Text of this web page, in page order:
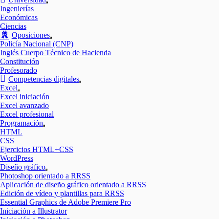
Mostrar
Ingenierías
Económicas
Ciencias
Oposiciones
Mostrar
el
submenú
Policía Nacional (CNP)
Inglés Cuerpo Técnico de Hacienda
Constitución
Profesorado
Competencias digitales
Mostrar
Excel
Mostrar
el
submenú
Excel iniciación
Excel avanzado
Excel profesional
Programación
Mostrar
HTML
CSS
Ejercicios HTML+CSS
WordPress
Diseño gráfico
Mostrar
el
submenú
Photoshop orientado a RRSS
Aplicación de diseño gráfico orientado a RRSS
Edición de vídeo y plantillas para RRSS
Essential Graphics de Adobe Premiere Pro
Iniciación a Illustrator